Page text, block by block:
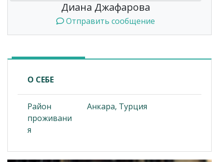
Диана Джафарова
Отправить сообщение
О СЕБЕ
Район
проживани
я
Анкара, Турция